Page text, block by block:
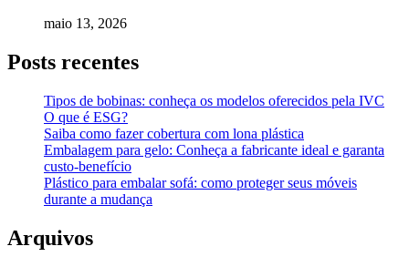
maio 13, 2026
Posts recentes
Tipos de bobinas: conheça os modelos oferecidos pela IVC
O que é ESG?
Saiba como fazer cobertura com lona plástica
Embalagem para gelo: Conheça a fabricante ideal e garanta
custo-benefício
Plástico para embalar sofá: como proteger seus móveis
durante a mudança
Arquivos